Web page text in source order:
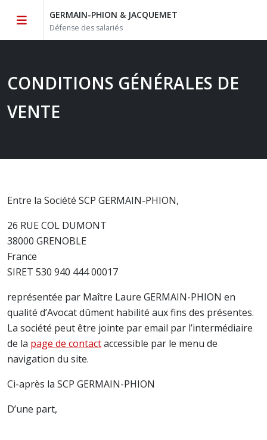
GERMAIN-PHION & JACQUEMET
Défense des salariés
CONDITIONS GÉNÉRALES DE
VENTE
Entre la Société SCP GERMAIN-PHION,
26 RUE COL DUMONT
38000 GRENOBLE
France
SIRET 530 940 444 00017
représentée par Maître Laure GERMAIN-PHION en
qualité d’Avocat dûment habilité aux fins des présentes.
La société peut être jointe par email par l’intermédiaire
de la page de contactaccessible par le menu de
navigation du site.
Ci-après la SCP GERMAIN-PHION
D’une part,